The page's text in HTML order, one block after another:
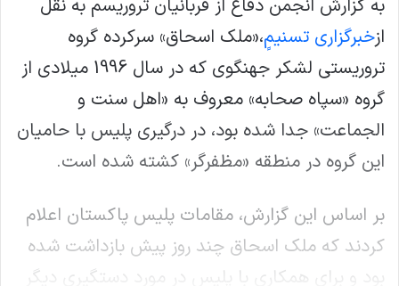
به گزارش انجمن دفاع از قربانیان تروریسم به نقل
ازخبرگزاری تسنیمٍ،«ملک اسحاق» سرکرده گروه
تروریستی لشکر جهنگوی که در سال 1996 میلادی از
گروه «سپاه صحابه» معروف به «اهل سنت و
الجماعت» جدا شده بود، در درگیری پلیس با حامیان
این گروه در منطقه «مظفرگر» کشته شده است.
بر اساس این گزارش، مقامات پلیس پاکستان اعلام
کردند که ملک اسحاق چند روز پیش بازداشت شده
بود و برای همکاری با پلیس در مورد دستگیری دیگر